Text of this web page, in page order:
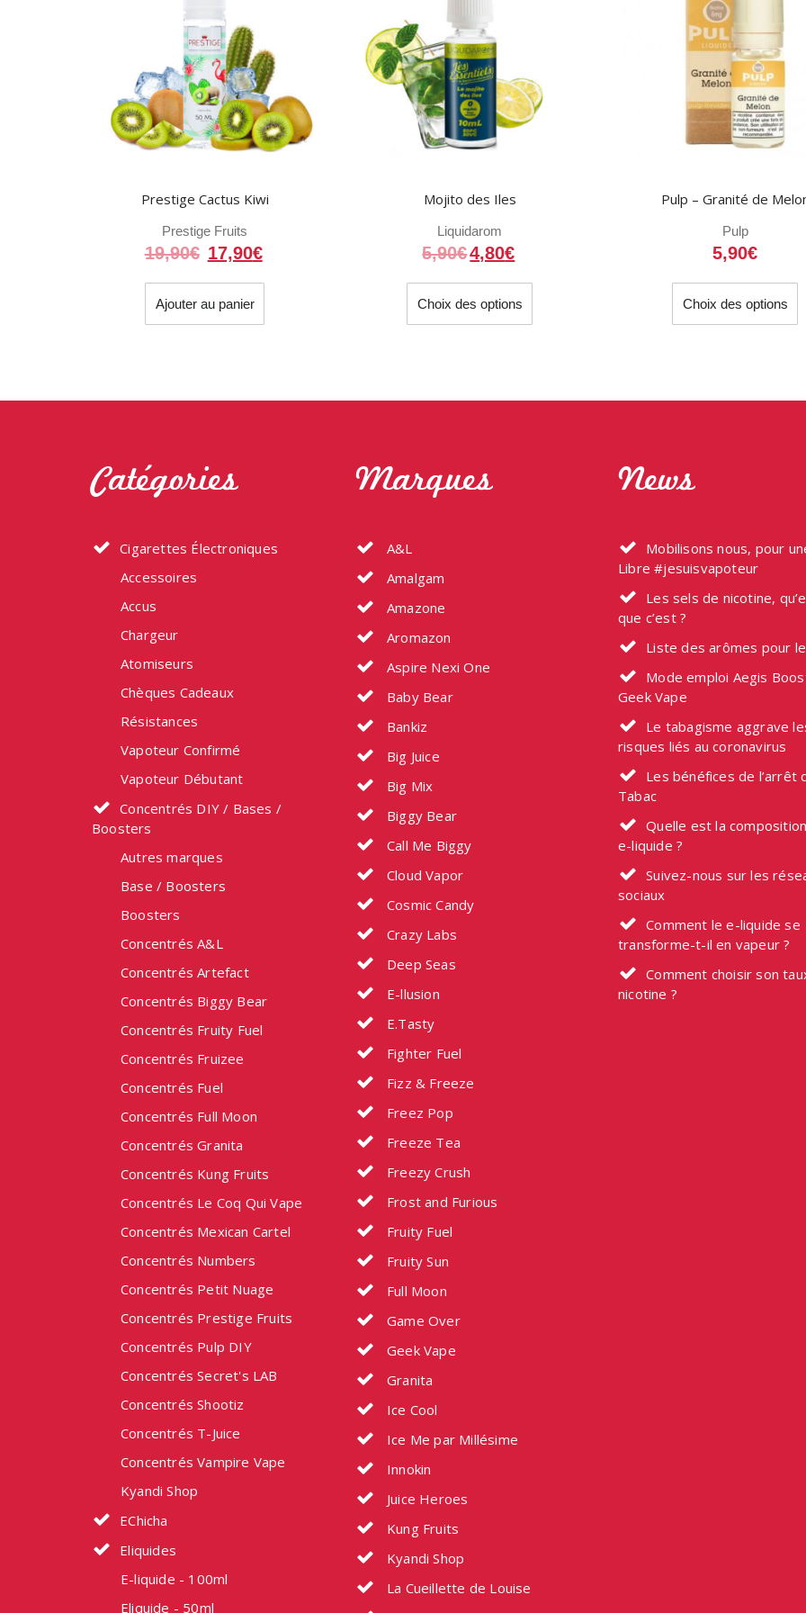
Prestige Cactus Kiwi
Prestige Fruits
19,90€ Le
initial
était :
17,90€
est :
Ajouter au panier
Mojito des Iles
Liquidarom
5,90€4,80€
Choix des options
Ce
a
Pulp – Granité de
Pulp
5,90€
Choix des options
Ce
a
Catégories
Cigarettes Électroniques
Accessoires
Accus
Chargeur
Atomiseurs
Chèques Cadeaux
Résistances
Vapoteur Confirmé
Vapoteur Débutant
Concentrés DIY / Bases /
Boosters
Autres marques
Base / Boosters
Boosters
Concentrés A&L
Concentrés Artefact
Concentrés Biggy Bear
Concentrés Fruity Fuel
Concentrés Fruizee
Concentrés Fuel
Concentrés Full Moon
Concentrés Granita
Concentrés Kung Fruits
Concentrés Le Coq Qui Vape
Concentrés Mexican Cartel
Concentrés Numbers
Concentrés Petit Nuage
Concentrés Prestige Fruits
Concentrés Pulp DIY
Concentrés Secret's LAB
Concentrés Shootiz
Concentrés T-Juice
Concentrés Vampire Vape
Kyandi Shop
EChicha
Eliquides
E-liquide - 100ml
Eliquide - 50ml
Marques
A&L
Amalgam
Amazone
Aromazon
Aspire Nexi One
Baby Bear
Bankiz
Big Juice
Big Mix
Biggy Bear
Call Me Biggy
Cloud Vapor
Cosmic Candy
Crazy Labs
Deep Seas
E-llusion
E.Tasty
Fighter Fuel
Fizz & Freeze
Freez Pop
Freeze Tea
Freezy Crush
Frost and Furious
Fruity Fuel
Fruity Sun
Full Moon
Game Over
Geek Vape
Granita
Ice Cool
Ice Me par Millésime
Innokin
Juice Heroes
Kung Fruits
Kyandi Shop
La Cueillette de Louise
News
Mobilisons nous, pour
Libre #jesuisvapoteur
Les sels de nicotine,
que c’est ?
Liste des arômes pour
Mode emploi Aegis
Geek Vape
Le tabagisme aggrave
risques liés au coronavirus
Les bénéfices de l’arrêt
Tabac
Quelle est la composition
e-liquide ?
Suivez-nous sur les
sociaux
Comment le e-liquide se
transforme-t-il en vapeur ?
Comment choisir son
nicotine ?